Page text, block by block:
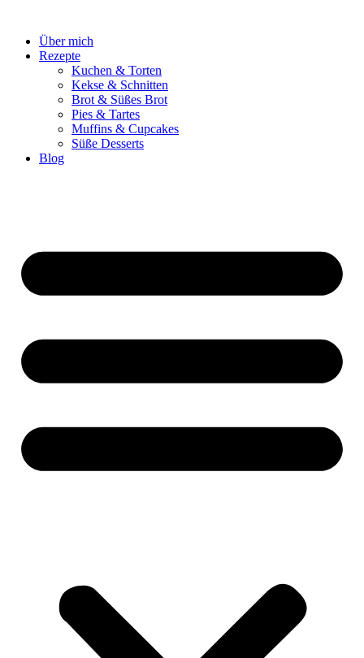
springenÜber mich
Rezepte
Kuchen & Torten
Kekse & Schnitten
Brot & Süßes Brot
Pies & Tartes
Muffins & Cupcakes
Süße Desserts
Blog